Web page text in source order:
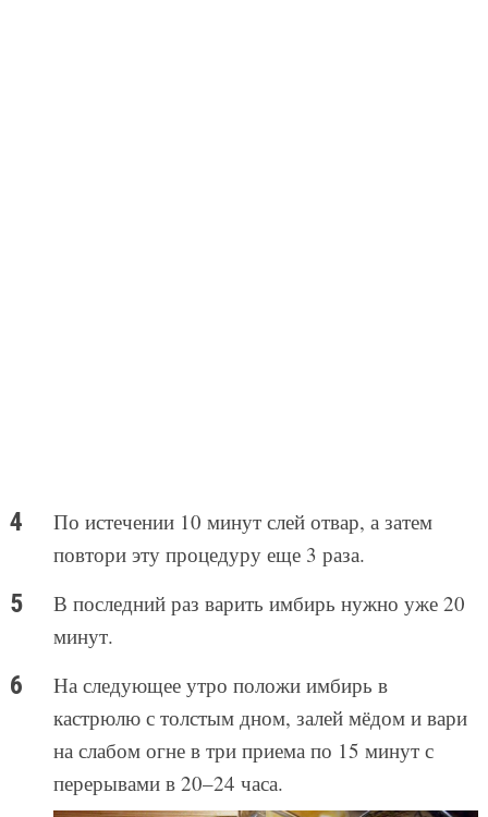
По истечении 10 минут слей отвар, а затем
повтори эту процедуру еще 3 раза.
В последний раз варить имбирь нужно уже 20
минут.
На следующее утро положи имбирь в
кастрюлю с толстым дном, залей мёдом и вари
на слабом огне в три приема по 15 минут с
перерывами в 20–24 часа.